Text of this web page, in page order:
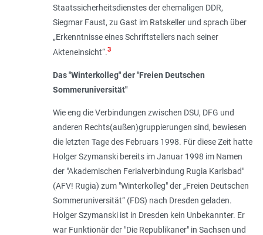
Staatssicherheitsdienstes der ehemaligen DDR,
Siegmar Faust, zu Gast im Ratskeller und sprach über
„Erkenntnisse eines Schriftstellers nach seiner
Akteneinsicht“.3
Das "Winterkolleg" der "Freien Deutschen
Sommeruniversität"
Wie eng die Verbindungen zwischen DSU, DFG und
anderen Rechts(außen)gruppierungen sind, bewiesen
die letzten Tage des Februars 1998. Für diese Zeit hatte
Holger Szymanski bereits im Januar 1998 im Namen
der "Akademischen Ferialverbindung Rugia Karlsbad"
(AFV! Rugia) zum "Winterkolleg" der „Freien Deutschen
Sommeruniversität“ (FDS) nach Dresden geladen.
Holger Szymanski ist in Dresden kein Unbekannter. Er
war Funktionär der "Die Republikaner" in Sachsen und